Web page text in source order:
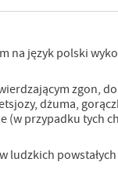
język polski
zgon,
dżuma,
(w przypadku tych
powstałych